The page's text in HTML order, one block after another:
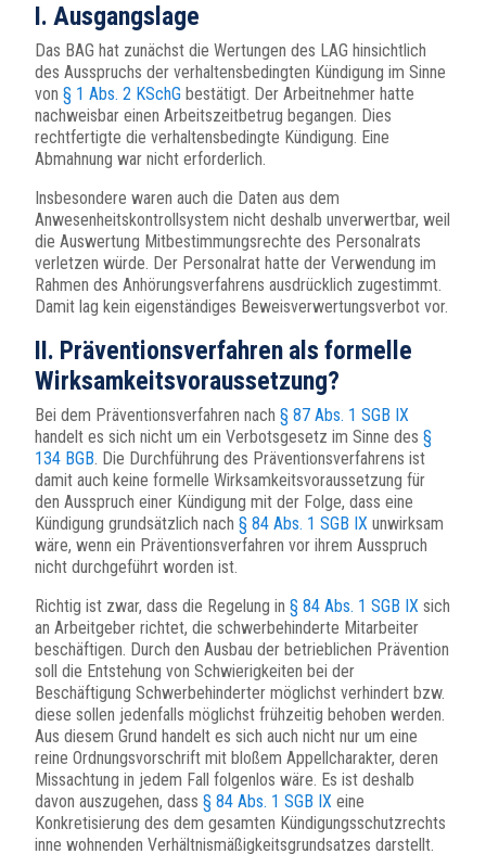
I. Ausgangslage
Das BAG hat zunächst die Wertungen des LAG hinsichtlich
des Ausspruchs der verhaltensbedingten Kündigung im Sinne
von § 1 Abs. 2 KSchG bestätigt. Der Arbeitnehmer hatte
nachweisbar einen Arbeitszeitbetrug begangen. Dies
rechtfertigte die verhaltensbedingte Kündigung. Eine
Abmahnung war nicht erforderlich.
Insbesondere waren auch die Daten aus dem
Anwesenheitskontrollsystem nicht deshalb unverwertbar, weil
die Auswertung Mitbestimmungsrechte des Personalrats
verletzen würde. Der Personalrat hatte der Verwendung im
Rahmen des Anhörungsverfahrens ausdrücklich zugestimmt.
Damit lag kein eigenständiges Beweisverwertungsverbot vor.
II. Präventionsverfahren als formelle
Wirksamkeitsvoraussetzung?
Bei dem Präventionsverfahren nach § 87 Abs. 1 SGB IX
handelt es sich nicht um ein Verbotsgesetz im Sinne des §
134 BGB. Die Durchführung des Präventionsverfahrens ist
damit auch keine formelle Wirksamkeitsvoraussetzung für
den Ausspruch einer Kündigung mit der Folge, dass eine
Kündigung grundsätzlich nach § 84 Abs. 1 SGB IX unwirksam
wäre, wenn ein Präventionsverfahren vor ihrem Ausspruch
nicht durchgeführt worden ist.
Richtig ist zwar, dass die Regelung in § 84 Abs. 1 SGB IX sich
an Arbeitgeber richtet, die schwerbehinderte Mitarbeiter
beschäftigen. Durch den Ausbau der betrieblichen Prävention
soll die Entstehung von Schwierigkeiten bei der
Beschäftigung Schwerbehinderter möglichst verhindert bzw.
diese sollen jedenfalls möglichst frühzeitig behoben werden.
Aus diesem Grund handelt es sich auch nicht nur um eine
reine Ordnungsvorschrift mit bloßem Appellcharakter, deren
Missachtung in jedem Fall folgenlos wäre. Es ist deshalb
davon auszugehen, dass § 84 Abs. 1 SGB IX eine
Konkretisierung des dem gesamten Kündigungsschutzrechts
inne wohnenden Verhältnismäßigkeitsgrundsatzes darstellt.